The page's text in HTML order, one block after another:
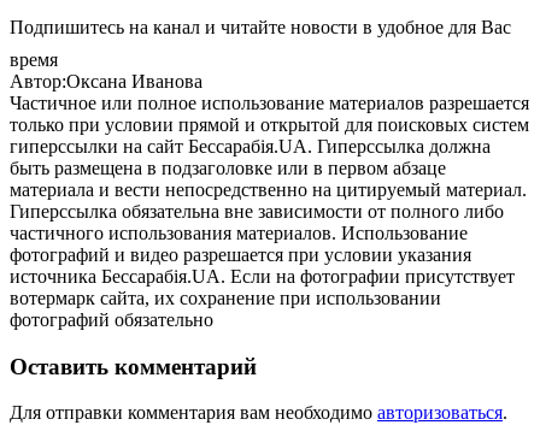
Подпишитесь на канал и читайте новости в удобное для Вас
время
Автор:Оксана Иванова
Частичное или полное использование материалов разрешается
только при условии прямой и открытой для поисковых систем
гиперссылки на сайт Бессарабія.UA. Гиперссылка должна
быть размещена в подзаголовке или в первом абзаце
материала и вести непосредственно на цитируемый материал.
Гиперссылка обязательна вне зависимости от полного либо
частичного использования материалов. Использование
фотографий и видео разрешается при условии указания
источника Бессарабія.UA. Если на фотографии присутствует
вотермарк сайта, их сохранение при использовании
фотографий обязательно
Оставить комментарий
Для отправки комментария вам необходимо авторизоваться.